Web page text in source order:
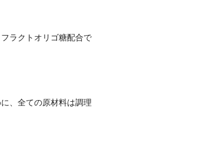
ラクトオリゴ糖配合で
、全ての原材料は調理